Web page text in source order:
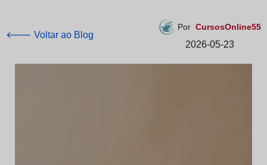
🡐 Voltar ao Blog
Por CursosOnline55
2026-05-23